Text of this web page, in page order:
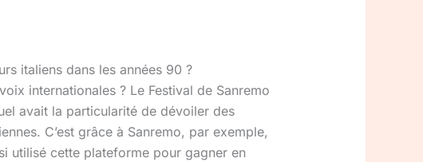
italiens dans les années 90 ?
internationales ? Le Festival de Sanremo
avait la particularité de dévoiler des
C’est grâce à Sanremo, par exemple,
utilisé cette plateforme pour gagner en